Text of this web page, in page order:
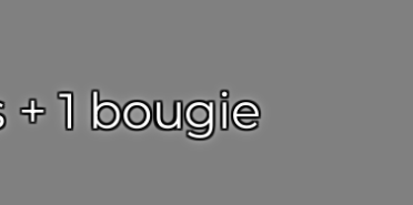
1 bougie